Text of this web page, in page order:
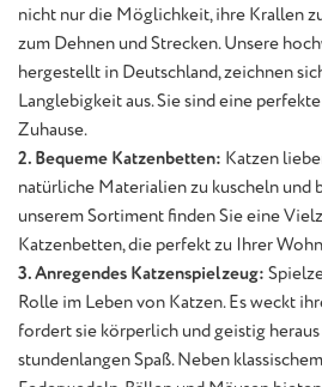
nicht nur die Möglichkeit, ihre Krallen
zum Dehnen und Strecken. Unsere
hergestellt in Deutschland, zeichnen
Langlebigkeit aus. Sie sind eine
Zuhause.
2. Bequeme Katzenbetten: Katzen
natürliche Materialien zu kuscheln und
unserem Sortiment finden Sie eine
Katzenbetten, die perfekt zu Ihrer
3. Anregendes Katzenspielzeug:
Rolle im Leben von Katzen. Es weckt
fordert sie körperlich und geistig
stundenlangen Spaß. Neben